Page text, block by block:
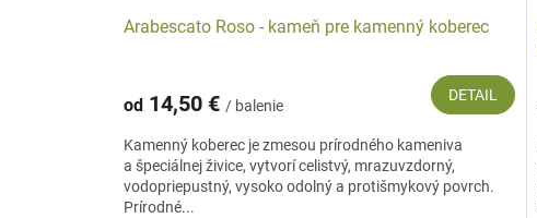
Arabescato Roso - kameň pre kamenný koberec
od 14,50 € / balenie
DETAIL
Kamenný koberec je zmesou prírodného kameniva
a špeciálnej živice, vytvorí celistvý, mrazuvzdorný,
vodopriepustný, vysoko odolný a protišmykový povrch.
Prírodné...